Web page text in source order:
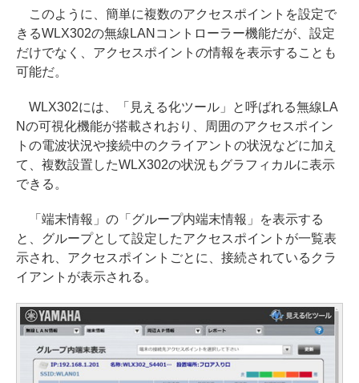
このように、簡単に複数のアクセスポイントを設定で
きるWLX302の無線LANコントローラー機能だが、設定
だけでなく、アクセスポイントの情報を表示することも
可能だ。
WLX302には、「見える化ツール」と呼ばれる無線LA
Nの可視化機能が搭載されおり、周囲のアクセスポイン
トの電波状況や接続中のクライアントの状況などに加え
て、複数設置したWLX302の状況もグラフィカルに表示
できる。
「端末情報」の「グループ内端末情報」を表示する
と、グループとして設定したアクセスポイントが一覧表
示され、アクセスポイントごとに、接続されているクラ
イアントが表示される。